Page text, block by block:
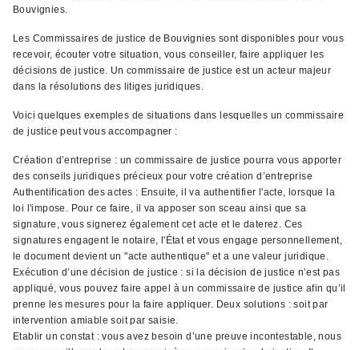
Bouvignies.
Les Commissaires de justice de Bouvignies sont disponibles pour vous
recevoir, écouter votre situation, vous conseiller, faire appliquer les
décisions de justice. Un commissaire de justice est un acteur majeur
dans la résolutions des litiges juridiques.
Voici quelques exemples de situations dans lesquelles un commissaire
de justice peut vous accompagner :
Création d’entreprise : un commissaire de justice pourra vous apporter
des conseils juridiques précieux pour votre création d’entreprise
Authentification des actes : Ensuite, il va authentifier l'acte, lorsque la
loi l'impose. Pour ce faire, il va apposer son sceau ainsi que sa
signature, vous signerez également cet acte et le daterez. Ces
signatures engagent le notaire, l'État et vous engage personnellement,
le document devient un "acte authentique" et a une valeur juridique.
Exécution d’une décision de justice : si la décision de justice n’est pas
appliqué, vous pouvez faire appel à un commissaire de justice afin qu’il
prenne les mesures pour la faire appliquer. Deux solutions : soit par
intervention amiable soit par saisie.
Etablir un constat : vous avez besoin d’une preuve incontestable, nous